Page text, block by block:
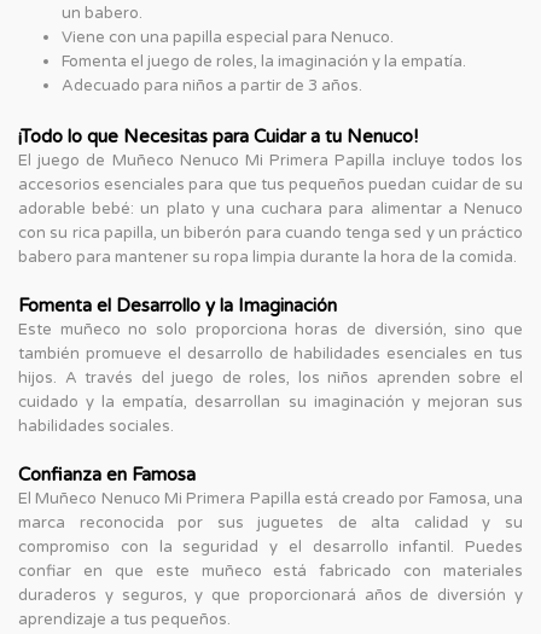
un babero.
Viene con una papilla especial para Nenuco.
Fomenta el juego de roles, la imaginación y la empatía.
Adecuado para niños a partir de 3 años.
¡Todo lo que Necesitas para Cuidar a tu Nenuco!
El juego de Muñeco Nenuco Mi Primera Papilla incluye todos los
accesorios esenciales para que tus pequeños puedan cuidar de su
adorable bebé: un plato y una cuchara para alimentar a Nenuco
con su rica papilla, un biberón para cuando tenga sed y un práctico
babero para mantener su ropa limpia durante la hora de la comida.
Fomenta el Desarrollo y la Imaginación
Este muñeco no solo proporciona horas de diversión, sino que
también promueve el desarrollo de habilidades esenciales en tus
hijos. A través del juego de roles, los niños aprenden sobre el
cuidado y la empatía, desarrollan su imaginación y mejoran sus
habilidades sociales.
Confianza en Famosa
El Muñeco Nenuco Mi Primera Papilla está creado por Famosa, una
marca reconocida por sus juguetes de alta calidad y su
compromiso con la seguridad y el desarrollo infantil. Puedes
confiar en que este muñeco está fabricado con materiales
duraderos y seguros, y que proporcionará años de diversión y
aprendizaje a tus pequeños.